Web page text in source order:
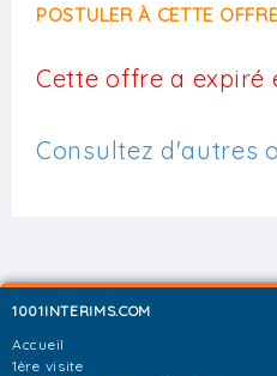
POSTULER À CETTE
Cette offre a expiré
Consultez d'autres
1001INTERIMS.COM
Accueil
1ère visite